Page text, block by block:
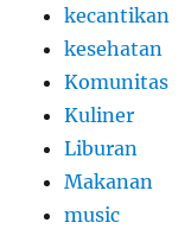
kecantikan
kesehatan
Komunitas
Kuliner
Liburan
Makanan
music